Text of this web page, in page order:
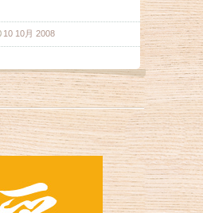
10 10月 2008